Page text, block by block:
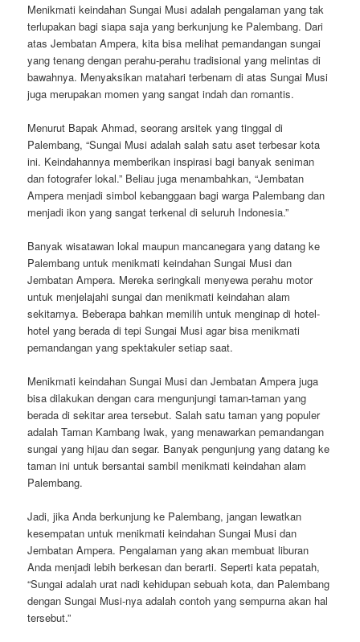
Menikmati keindahan Sungai Musi adalah pengalaman yang tak
terlupakan bagi siapa saja yang berkunjung ke Palembang. Dari
atas Jembatan Ampera, kita bisa melihat pemandangan sungai
yang tenang dengan perahu-perahu tradisional yang melintas di
bawahnya. Menyaksikan matahari terbenam di atas Sungai Musi
juga merupakan momen yang sangat indah dan romantis.
Menurut Bapak Ahmad, seorang arsitek yang tinggal di
Palembang, “Sungai Musi adalah salah satu aset terbesar kota
ini. Keindahannya memberikan inspirasi bagi banyak seniman
dan fotografer lokal.” Beliau juga menambahkan, “Jembatan
Ampera menjadi simbol kebanggaan bagi warga Palembang dan
menjadi ikon yang sangat terkenal di seluruh Indonesia.”
Banyak wisatawan lokal maupun mancanegara yang datang ke
Palembang untuk menikmati keindahan Sungai Musi dan
Jembatan Ampera. Mereka seringkali menyewa perahu motor
untuk menjelajahi sungai dan menikmati keindahan alam
sekitarnya. Beberapa bahkan memilih untuk menginap di hotel-
hotel yang berada di tepi Sungai Musi agar bisa menikmati
pemandangan yang spektakuler setiap saat.
Menikmati keindahan Sungai Musi dan Jembatan Ampera juga
bisa dilakukan dengan cara mengunjungi taman-taman yang
berada di sekitar area tersebut. Salah satu taman yang populer
adalah Taman Kambang Iwak, yang menawarkan pemandangan
sungai yang hijau dan segar. Banyak pengunjung yang datang ke
taman ini untuk bersantai sambil menikmati keindahan alam
Palembang.
Jadi, jika Anda berkunjung ke Palembang, jangan lewatkan
kesempatan untuk menikmati keindahan Sungai Musi dan
Jembatan Ampera. Pengalaman yang akan membuat liburan
Anda menjadi lebih berkesan dan berarti. Seperti kata pepatah,
“Sungai adalah urat nadi kehidupan sebuah kota, dan Palembang
dengan Sungai Musi-nya adalah contoh yang sempurna akan hal
tersebut.”